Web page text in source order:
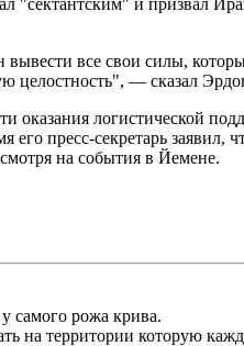
"сектантским" и призвал
все свои силы,
целостность", — сказал
оказания логистической
пресс-секретарь заявил,
на события в Йемене.
у самого рожа крива.
на территории которую